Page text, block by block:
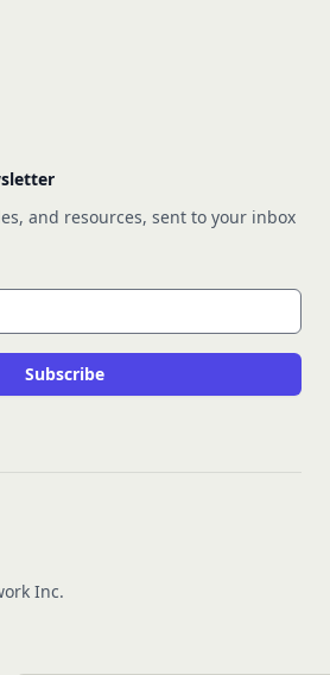
and resources, sent to your inbox
Subscribe
Inc.